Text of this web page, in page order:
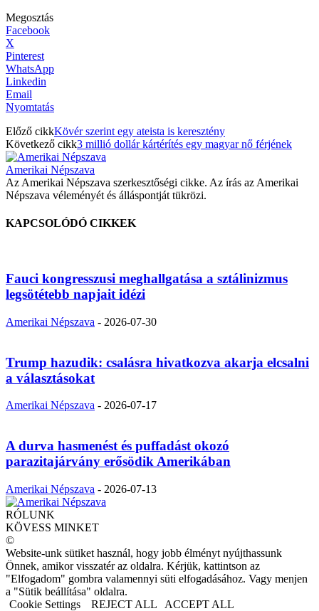
Megosztás
Facebook
X
Pinterest
WhatsApp
Linkedin
Email
Nyomtatás
Előző cikkKövér szerint egy ateista is keresztény
Következő cikk3 millió dollár kártérítés egy magyar nő férjének
Amerikai Népszava
Az Amerikai Népszava szerkesztőségi cikke. Az írás az Amerikai
Népszava véleményét és álláspontját tükrözi.
KAPCSOLÓDÓ CIKKEK
Fauci kongresszusi meghallgatása a sztálinizmus
legsötétebb napjait idézi
Amerikai Népszava - 2026-07-30
Trump hazudik: csalásra hivatkozva akarja elcsalni
a választásokat
Amerikai Népszava - 2026-07-17
A durva hasmenést és puffadást okozó
parazitajárvány erősödik Amerikában
Amerikai Népszava - 2026-07-13
RÓLUNK
KÖVESS MINKET
©
Website-unk sütiket használ, hogy jobb élményt nyújthassunk
Önnek, amikor visszatér az oldalra. Kérjük, kattintson az
"Elfogadom" gombra valamennyi süti elfogadásához. Vagy menjen
a "Sütik beállítása" oldalra.
Cookie Settings
REJECT ALL ACCEPT ALL